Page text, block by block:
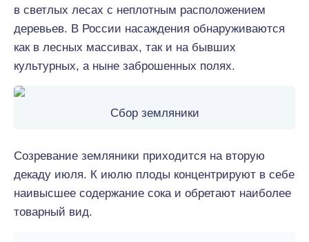
в светлых лесах с неплотным расположением
деревьев. В России насаждения обнаруживаются
как в лесных массивах, так и на бывших
культурных, а ныне заброшенных полях.
Сбор земляники
Созревание земляники приходится на вторую
декаду июля. К июлю плоды концентрируют в себе
наивысшее содержание сока и обретают наиболее
товарный вид.